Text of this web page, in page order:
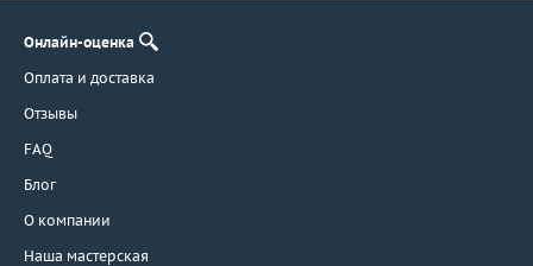
Онлайн-оценка
Оплата и доставка
Отзывы
FAQ
Блог
О компании
Наша мастерская